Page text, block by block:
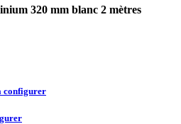
320 mm blanc 2 mètres
configurer